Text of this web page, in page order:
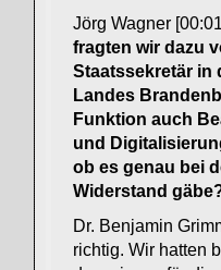
Jörg Wagner
fragten wir dazu
Staatssekretär in
Landes
Funktion auch
und
ob es genau bei
Widerstand
Dr. Benjamin
richtig. Wir hatten